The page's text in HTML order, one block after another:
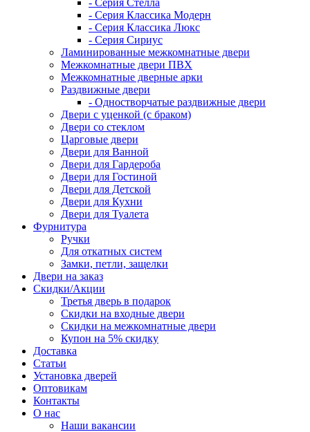
- Серия Стелла
- Серия Классика Модерн
- Серия Классика Люкс
- Серия Сириус
Ламинированные межкомнатные двери
Межкомнатные двери ПВХ
Межкомнатные дверные арки
Раздвижные двери
- Одностворчатые раздвижные двери
Двери с уценкой (с браком)
Двери со стеклом
Царговые двери
Двери для Ванной
Двери для Гардероба
Двери для Гостиной
Двери для Детской
Двери для Кухни
Двери для Туалета
Фурнитура
Ручки
Для откатных систем
Замки, петли, защелки
Двери на заказ
Скидки/Акции
Третья дверь в подарок
Скидки на входные двери
Скидки на межкомнатные двери
Купон на 5% скидку
Доставка
Статьи
Установка дверей
Оптовикам
Контакты
О нас
Наши вакансии